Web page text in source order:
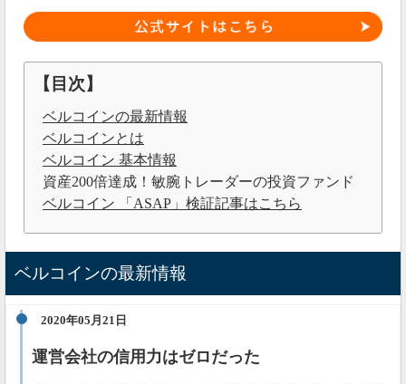
【目次】
ベルコインの最新情報
ベルコインとは
ベルコイン 基本情報
資産200倍達成！敏腕トレーダーの投資ファンド
ベルコイン 「ASAP」検証記事はこちら
ベルコインの最新情報
2020年05月21日
運営会社の信用力はゼロだった